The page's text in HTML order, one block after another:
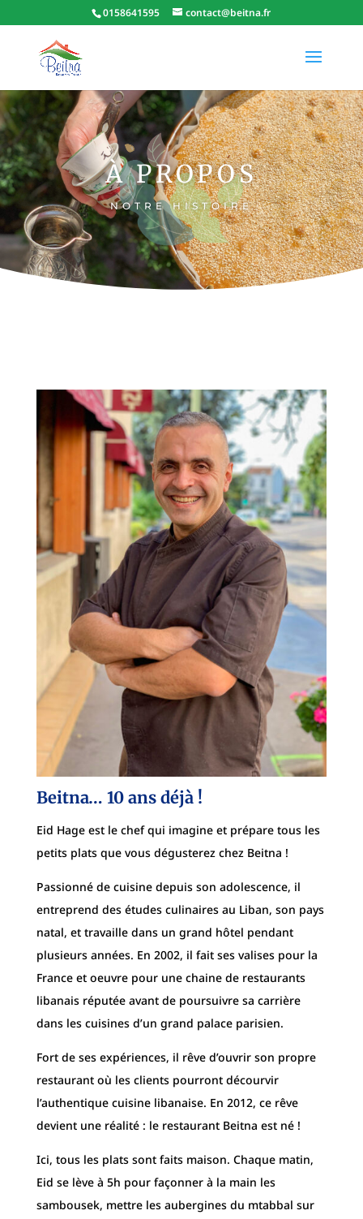
0158641595 contact@beitna.fr
À PROPOS
NOTRE HISTOIRE
Beitna… 10 ans déjà!
Eid Hage est le chef qui imagine et prépare tous les
petits plats que vous dégusterez chez Beitna !
Passionné de cuisine depuis son adolescence, il
entreprend des études culinaires au Liban, son pays
natal, et travaille dans un grand hôtel pendant
plusieurs années. En 2002, il fait ses valises pour la
France et oeuvre pour une chaine de restaurants
libanais réputée avant de poursuivre sa carrière
dans les cuisines d’un grand palace parisien.
Fort de ses expériences, il rêve d’ouvrir son propre
restaurant où les clients pourront décourvir
l’authentique cuisine libanaise. En 2012, ce rêve
devient une réalité : le restaurant Beitna est né !
Ici, tous les plats sont faits maison. Chaque matin,
Eid se lève à 5h pour façonner à la main les
sambousek, mettre les aubergines du mtabbal sur